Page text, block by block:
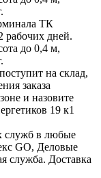
ТК
дней.
до 0,4 м,
на склад,
заказа
и назовите
19 к1
служб в любые
GO, Деловые
служба. Доставка